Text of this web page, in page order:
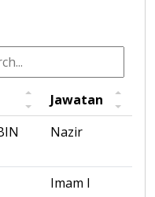
Jawatan
Nazir
Imam I